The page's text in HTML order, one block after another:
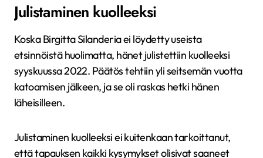
Julistaminen kuolleeksi
Koska Birgitta Silanderia ei löydetty useista
etsinnöistä huolimatta, hänet julistettiin kuolleeksi
syyskuussa 2022. Päätös tehtiin yli seitsemän vuotta
katoamisen jälkeen, ja se oli raskas hetki hänen
läheisilleen.
Julistaminen kuolleeksi ei kuitenkaan tarkoittanut,
että tapauksen kaikki kysymykset olisivat saaneet